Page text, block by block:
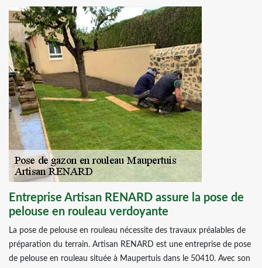
Entreprise Artisan RENARD assure la pose de
pelouse en rouleau verdoyante
La pose de pelouse en rouleau nécessite des travaux préalables de
préparation du terrain. Artisan RENARD est une entreprise de pose
de pelouse en rouleau située à Maupertuis dans le 50410. Avec son